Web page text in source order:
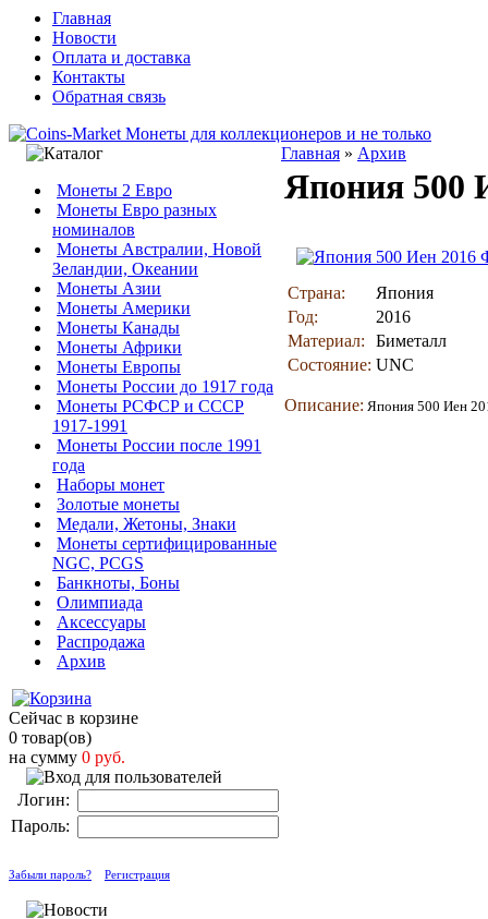
Главная
Новости
Оплата и доставка
Контакты
Обратная связь
Монеты 2 Евро
Монеты Евро разных
номиналов
Монеты Австралии, Новой
Зеландии, Океании
Монеты Азии
Монеты Америки
Монеты Канады
Монеты Африки
Монеты Европы
Монеты России до 1917 года
Монеты РСФСР и СССР
1917-1991
Монеты России после 1991
года
Наборы монет
Золотые монеты
Медали, Жетоны, Знаки
Монеты сертифицированные
NGC, PCGS
Банкноты, Боны
Олимпиада
Аксессуары
Распродажа
Архив
Сейчас в корзине
0 товар(ов)
на сумму 0 руб.
Логин:
Пароль:
Забыли пароль? Регистрация
Главная » Архив
Япония 500
Страна:
Япония
Год:
2016
Материал:
Биметалл
Состояние: UNC
Описание: Япония 500 Иен